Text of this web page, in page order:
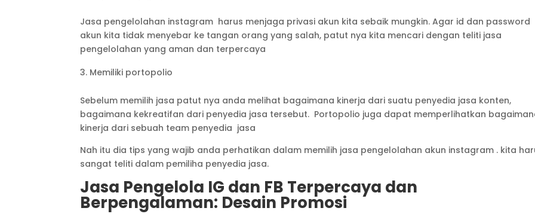
Jasa pengelolahan instagram harus menjaga privasi akun kita sebaik mungkin. Agar id dan password
akun kita tidak menyebar ke tangan orang yang salah, patut nya kita mencari dengan teliti jasa
pengelolahan yang aman dan terpercaya
Memiliki portopolio
Sebelum memilih jasa patut nya anda melihat bagaimana kinerja dari suatu penyedia jasa konten,
bagaimana kekreatifan dari penyedia jasa tersebut. Portopolio juga dapat memperlihatkan
kinerja dari sebuah team penyedia jasa
Nah itu dia tips yang wajib anda perhatikan dalam memilih jasa pengelolahan akun instagram . kita
sangat teliti dalam pemiliha penyedia jasa.
Jasa Pengelola IG dan FB Terpercaya dan
Berpengalaman: Desain Promosi